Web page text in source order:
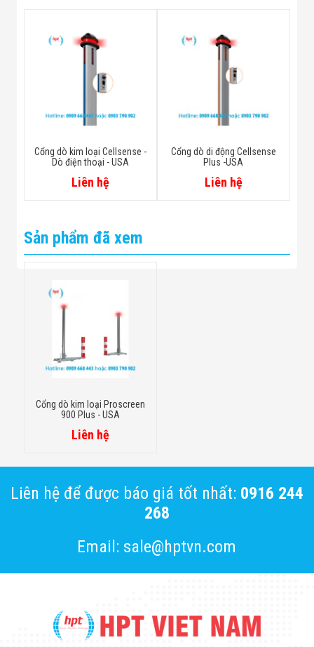
Cổng dò kim loại Cellsense -
Dò điện thoại - USA
Liên hệ
Cổng dò di động Cellsense
Plus -USA
Liên hệ
Sản phẩm đã xem
Cổng dò kim loại Proscreen
900 Plus - USA
Liên hệ
Liên hệ để được báo giá tốt nhất: 0916 244
268
Email: sale@hptvn.com